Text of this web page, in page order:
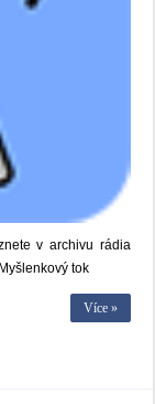
v archivu rádia
tok
Více »